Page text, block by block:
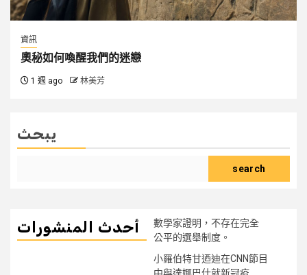
資訊
奧秘如何喚醒我們的迷戀
1 週 ago 林美芳
يبحث
search
أحدث المنشورات
數學家證明，不存在完全
公平的選舉制度。
小羅伯特甘迺迪在CNN節目